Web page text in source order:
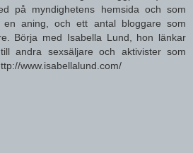
på myndighetens hemsida och som
en aning, och ett antal bloggare som
Börja med Isabella Lund, hon länkar
andra sexsäljare och aktivister som
www.isabellalund.com/